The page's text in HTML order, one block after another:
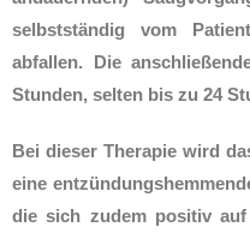
selbstständig vom
abfallen. Die
Stunden, selten bis zu 24
Bei dieser Therapie wird
eine
die sich zudem positiv